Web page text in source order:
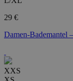
29 €
Damen-Bademantel
XXS